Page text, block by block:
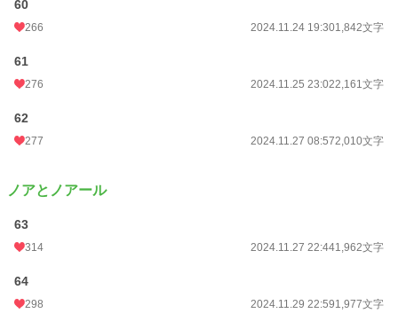
60
266 2024.11.24 19:301,842文字
61
276 2024.11.25 23:022,161文字
62
277 2024.11.27 08:572,010文字
ノアとノアール
63
314 2024.11.27 22:441,962文字
64
298 2024.11.29 22:591,977文字